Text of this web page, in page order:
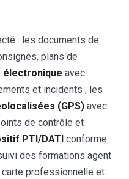
: les documents de
plans de
électronique avec
et incidents ; les
(GPS) avec
de contrôle et
PTI/DATI conforme
des formations agent
professionnelle et